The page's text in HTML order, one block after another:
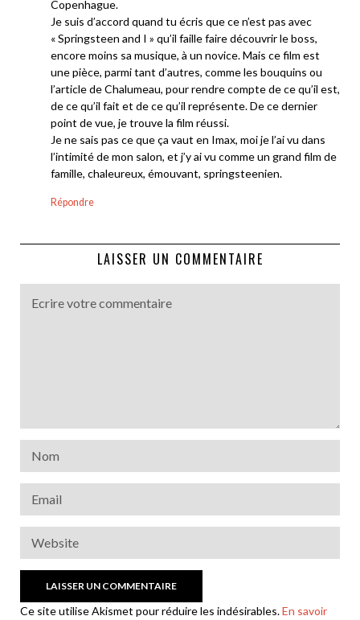
Copenhague.
Je suis d’accord quand tu écris que ce n’est pas avec
« Springsteen and I » qu’il faille faire découvrir le boss,
encore moins sa musique, à un novice. Mais ce film est
une pièce, parmi tant d’autres, comme les bouquins ou
l’article de Chalumeau, pour rendre compte de ce qu’il est,
de ce qu’il fait et de ce qu’il représente. De ce dernier
point de vue, je trouve la film réussi.
Je ne sais pas ce que ça vaut en Imax, moi je l’ai vu dans
l’intimité de mon salon, et j’y ai vu comme un grand film de
famille, chaleureux, émouvant, springsteenien.
Répondre
LAISSER UN COMMENTAIRE
Ce site utilise Akismet pour réduire les indésirables.En savoir